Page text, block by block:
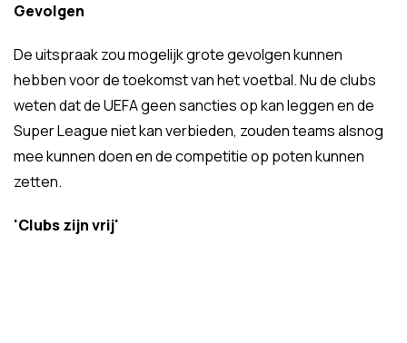
Gevolgen
De uitspraak zou mogelijk grote gevolgen kunnen
hebben voor de toekomst van het voetbal. Nu de clubs
weten dat de UEFA geen sancties op kan leggen en de
Super League niet kan verbieden, zouden teams alsnog
mee kunnen doen en de competitie op poten kunnen
zetten.
'Clubs zijn vrij'